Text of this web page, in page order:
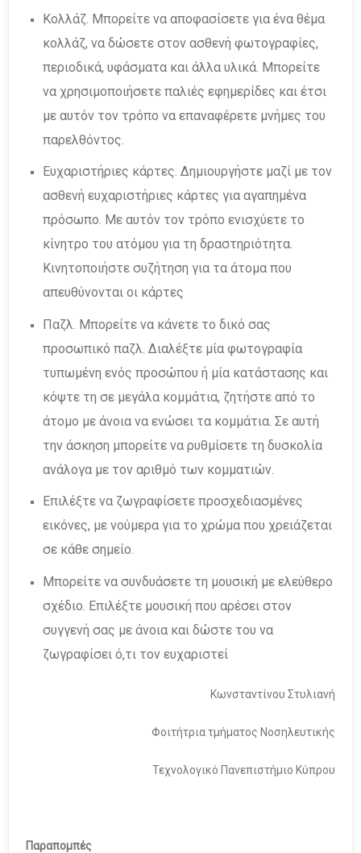
Κολλάζ. Μπορείτε να αποφασίσετε για ένα θέμα
κολλάζ, να δώσετε στον ασθενή φωτογραφίες,
περιοδικά, υφάσματα και άλλα υλικά. Μπορείτε
να χρησιμοποιήσετε παλιές εφημερίδες και έτσι
με αυτόν τον τρόπο να επαναφέρετε μνήμες του
παρελθόντος.
Ευχαριστήριες κάρτες. Δημιουργήστε μαζί με τον
ασθενή ευχαριστήριες κάρτες για αγαπημένα
πρόσωπο. Με αυτόν τον τρόπο ενισχύετε το
κίνητρο του ατόμου για τη δραστηριότητα.
Κινητοποιήστε συζήτηση για τα άτομα που
απευθύνονται οι κάρτες
Παζλ. Μπορείτε να κάνετε το δικό σας
προσωπικό παζλ. Διαλέξτε μία φωτογραφία
τυπωμένη ενός προσώπου ή μία κατάστασης και
κόψτε τη σε μεγάλα κομμάτια, ζητήστε από το
άτομο με άνοια να ενώσει τα κομμάτια. Σε αυτή
την άσκηση μπορείτε να ρυθμίσετε τη δυσκολία
ανάλογα με τον αριθμό των κομματιών.
Επιλέξτε να ζωγραφίσετε προσχεδιασμένες
εικόνες, με νούμερα για το χρώμα που χρειάζεται
σε κάθε σημείο.
Μπορείτε να συνδυάσετε τη μουσική με ελεύθερο
σχέδιο. Επιλέξτε μουσική που αρέσει στον
συγγενή σας με άνοια και δώστε του να
ζωγραφίσει ό,τι τον ευχαριστεί
Κωνσταντίνου Στυλιανή
Φοιτήτρια τμήματος Νοσηλευτικής
Τεχνολογικό Πανεπιστήμιο Κύπρου
Παραπομπές